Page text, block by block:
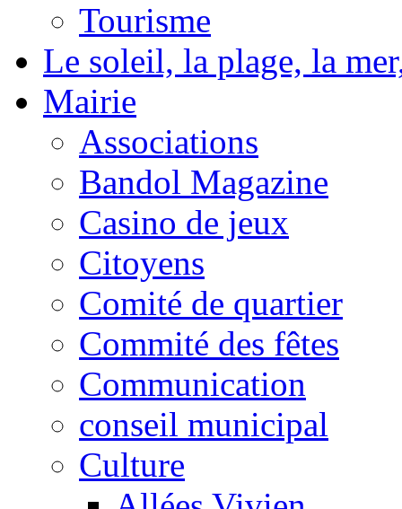
Tourisme
Le soleil, la plage, la
Mairie
Associations
Bandol Magazine
Casino de jeux
Citoyens
Comité de quartier
Commité des fêtes
Communication
conseil municipal
Culture